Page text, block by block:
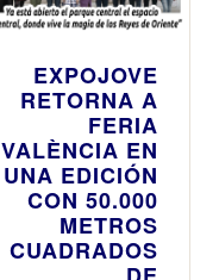
EXPOJOVE
RETORNA A
FERIA
VALÈNCIA EN
UNA EDICIÓN
CON 50.000
METROS
CUADRADOS